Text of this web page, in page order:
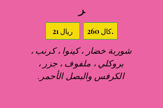
ر
21 ريال 260 كال.
شوربة خضار ، كينوا ، كرنب ،
بروكلي ، ملفوف ، جزر ،
الكرفس والبصل الأحمر.